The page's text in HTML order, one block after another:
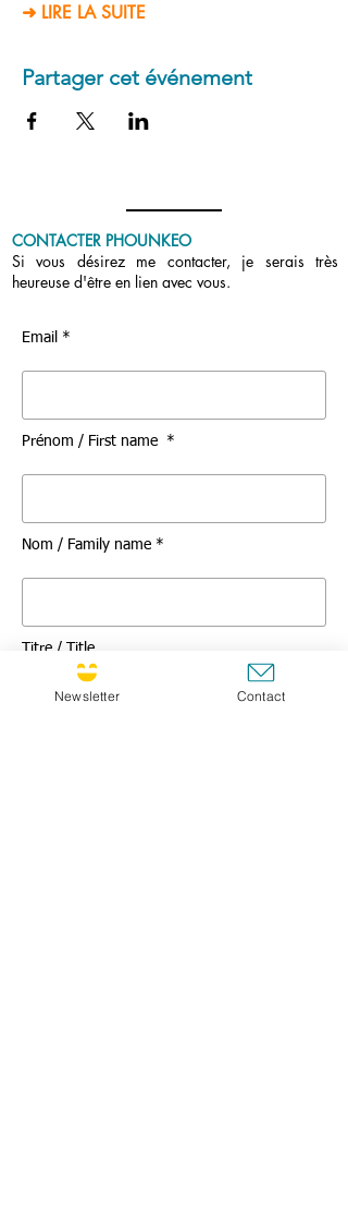
➜ LIRE LA SUITE
Partager cet événement
CONTACTER PHOUNKEO
Si vous désirez me contacter, je serais très
heureuse d'être en lien avec vous.
Email *
Prénom / First name *
Nom / Family name *
Titre / Title
Newsletter Contact